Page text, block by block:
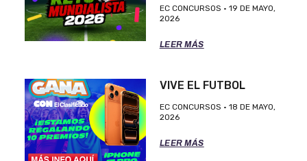
EC CONCURSOS
19 DE MAYO,
2026
LEER MÁS
VIVE EL FUTBOL
EC CONCURSOS
18 DE MAYO,
2026
LEER MÁS